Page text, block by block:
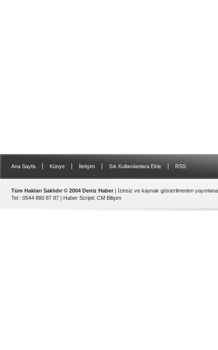
Ana Sayfa Künye İletişim Sık Kullanılanlara Ekle RSS
Tüm Hakları Saklıdır © 2004 Deniz Haber | İzinsiz ve kaynak gösterilmeden
Tel : 0544 880 87 87 | Haber Scripti: CM Bilişim